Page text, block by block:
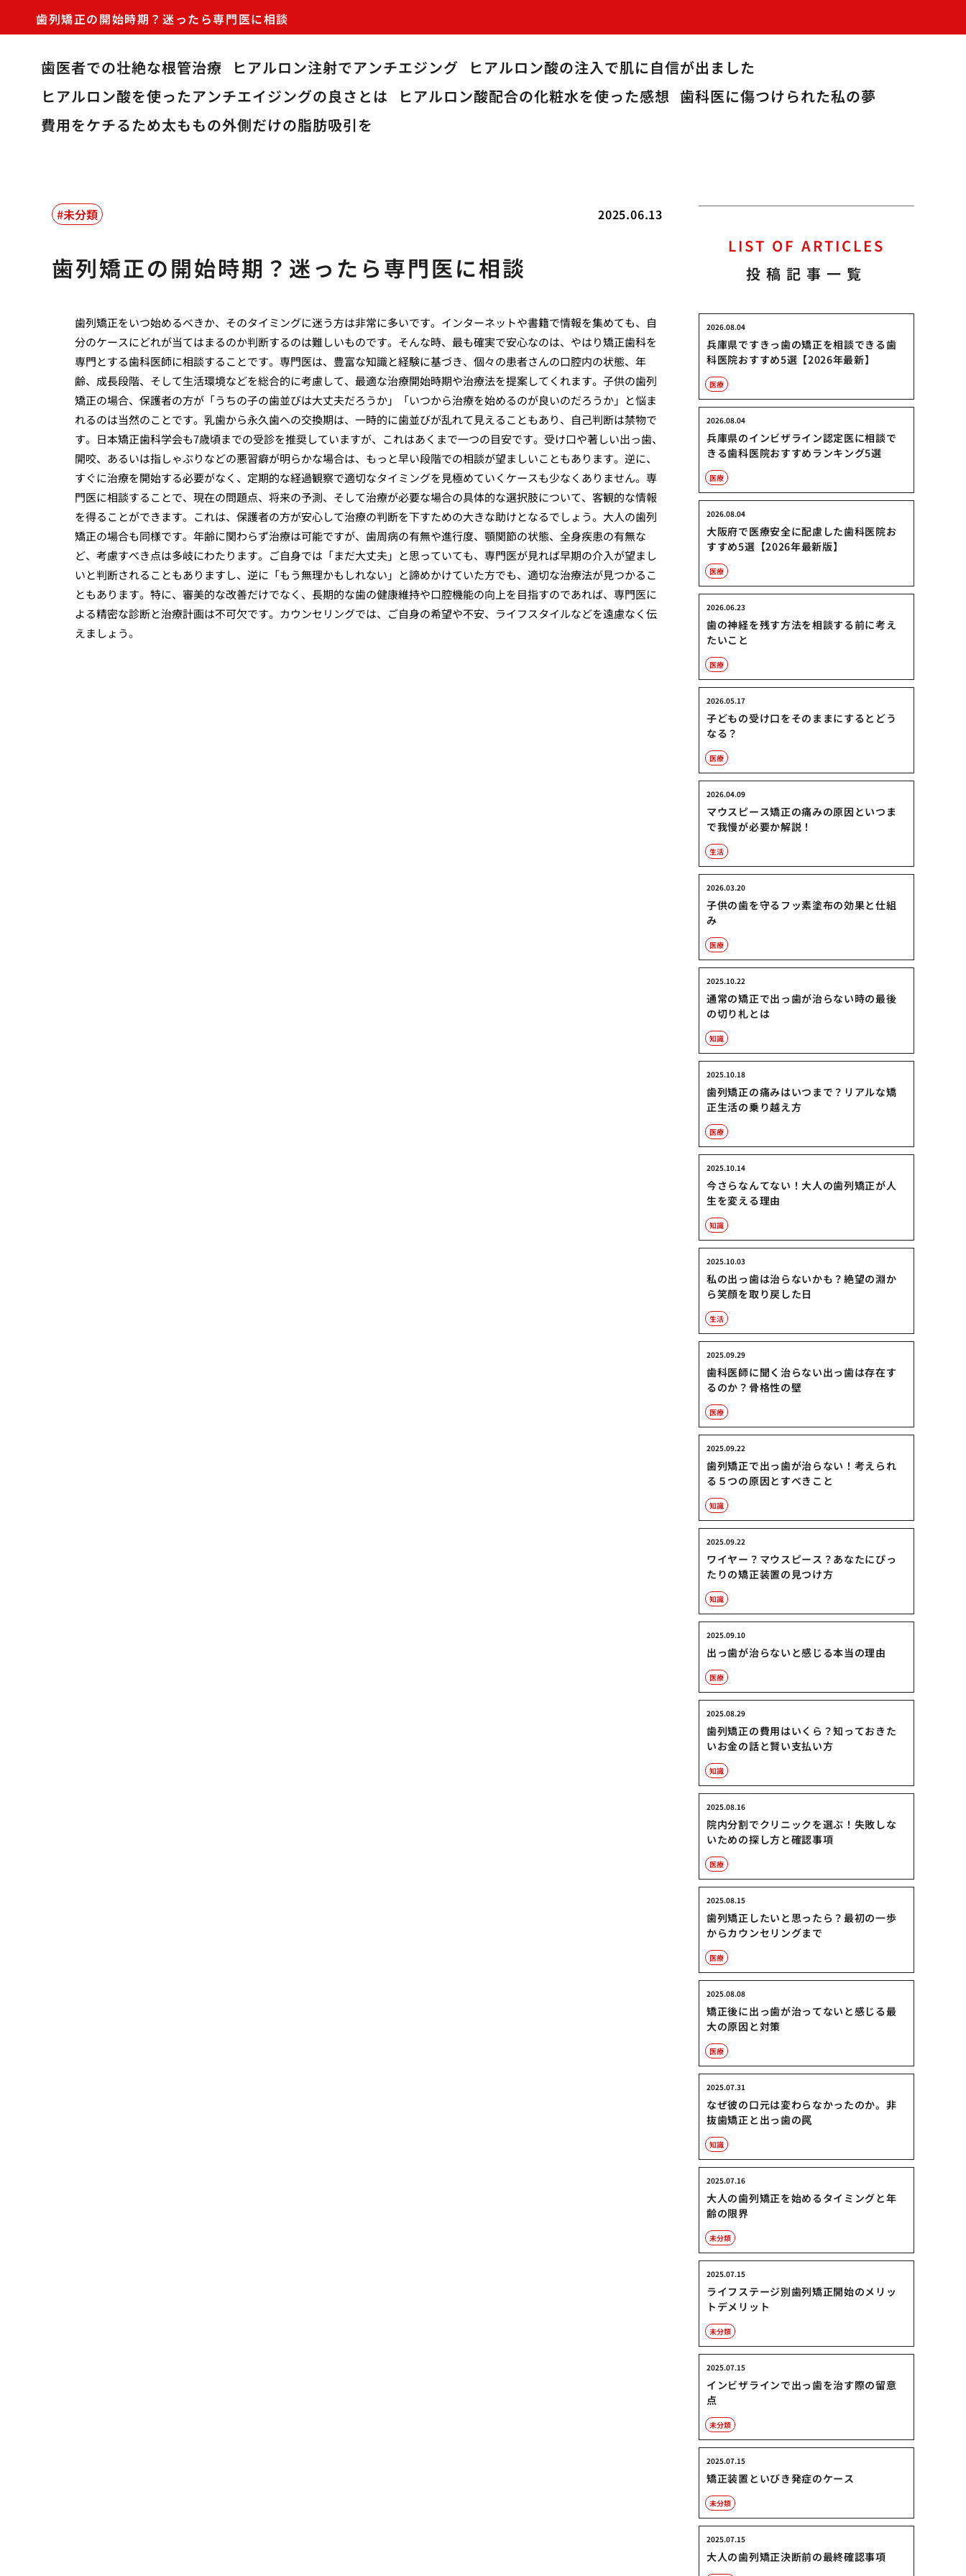
歯列矯正の開始時期？迷ったら専門医に相談
歯医者での壮絶な根管治療 ヒアルロン注射でアンチエジング
ヒアルロン酸の注入で肌に自信が出ました
ヒアルロン酸を使ったアンチエイジングの良さとは
ヒアルロン酸配合の化粧水を使った感想 歯科医に傷つけられた私の夢
費用をケチるため太ももの外側だけの脂肪吸引を
2025.06.13
未分類
歯列矯正の開始時期？迷ったら専門医に相談
歯列矯正をいつ始めるべきか、そのタイミングに迷う方は非常に多いです。インターネットや書籍で情報を集めても、自
分のケースにどれが当てはまるのか判断するのは難しいものです。そんな時、最も確実で安心なのは、やはり矯正歯科を
専門とする歯科医師に相談することです。専門医は、豊富な知識と経験に基づき、個々の患者さんの口腔内の状態、年
齢、成長段階、そして生活環境などを総合的に考慮して、最適な治療開始時期や治療法を提案してくれます。子供の歯列
矯正の場合、保護者の方が「うちの子の歯並びは大丈夫だろうか」「いつから治療を始めるのが良いのだろうか」と悩ま
れるのは当然のことです。乳歯から永久歯への交換期は、一時的に歯並びが乱れて見えることもあり、自己判断は禁物で
す。日本矯正歯科学会も7歳頃までの受診を推奨していますが、これはあくまで一つの目安です。受け口や著しい出っ歯、
開咬、あるいは指しゃぶりなどの悪習癖が明らかな場合は、もっと早い段階での相談が望ましいこともあります。逆に、
すぐに治療を開始する必要がなく、定期的な経過観察で適切なタイミングを見極めていくケースも少なくありません。専
門医に相談することで、現在の問題点、将来の予測、そして治療が必要な場合の具体的な選択肢について、客観的な情報
を得ることができます。これは、保護者の方が安心して治療の判断を下すための大きな助けとなるでしょう。大人の歯列
矯正の場合も同様です。年齢に関わらず治療は可能ですが、歯周病の有無や進行度、顎関節の状態、全身疾患の有無な
ど、考慮すべき点は多岐にわたります。ご自身では「まだ大丈夫」と思っていても、専門医が見れば早期の介入が望まし
いと判断されることもありますし、逆に「もう無理かもしれない」と諦めかけていた方でも、適切な治療法が見つかるこ
ともあります。特に、審美的な改善だけでなく、長期的な歯の健康維持や口腔機能の向上を目指すのであれば、専門医に
よる精密な診断と治療計画は不可欠です。カウンセリングでは、ご自身の希望や不安、ライフスタイルなどを遠慮なく伝
えましょう。
LIST OF ARTICLES
投稿記事一覧
兵庫県ですきっ歯の矯正を相談できる歯
科医院おすすめ5選【2026年最新】
2026.08.04
医療
兵庫県のインビザライン認定医に相談で
きる歯科医院おすすめランキング5選
2026.08.04
医療
大阪府で医療安全に配慮した歯科医院お
すすめ5選【2026年最新版】
2026.08.04
医療
歯の神経を残す方法を相談する前に考え
たいこと
2026.06.23
医療
子どもの受け口をそのままにするとどう
なる？
2026.05.17
医療
マウスピース矯正の痛みの原因といつま
で我慢が必要か解説！
2026.04.09
生活
子供の歯を守るフッ素塗布の効果と仕組
み
2026.03.20
医療
通常の矯正で出っ歯が治らない時の最後
の切り札とは
2025.10.22
知識
歯列矯正の痛みはいつまで？リアルな矯
正生活の乗り越え方
2025.10.18
医療
今さらなんてない！大人の歯列矯正が人
生を変える理由
2025.10.14
知識
私の出っ歯は治らないかも？絶望の淵か
ら笑顔を取り戻した日
2025.10.03
生活
歯科医師に聞く治らない出っ歯は存在す
るのか？骨格性の壁
2025.09.29
医療
歯列矯正で出っ歯が治らない！考えられ
る５つの原因とすべきこと
2025.09.22
知識
ワイヤー？マウスピース？あなたにぴっ
たりの矯正装置の見つけ方
2025.09.22
知識
出っ歯が治らないと感じる本当の理由
2025.09.10
医療
歯列矯正の費用はいくら？知っておきた
いお金の話と賢い支払い方
2025.08.29
知識
院内分割でクリニックを選ぶ！失敗しな
いための探し方と確認事項
2025.08.16
医療
歯列矯正したいと思ったら？最初の一歩
からカウンセリングまで
2025.08.15
医療
矯正後に出っ歯が治ってないと感じる最
大の原因と対策
2025.08.08
医療
なぜ彼の口元は変わらなかったのか。非
抜歯矯正と出っ歯の罠
2025.07.31
知識
大人の歯列矯正を始めるタイミングと年
齢の限界
2025.07.16
未分類
ライフステージ別歯列矯正開始のメリッ
トデメリット
2025.07.15
未分類
インビザラインで出っ歯を治す際の留意
点
2025.07.15
未分類
矯正装置といびき発症のケース
2025.07.15
未分類
大人の歯列矯正決断前の最終確認事項
2025.07.15